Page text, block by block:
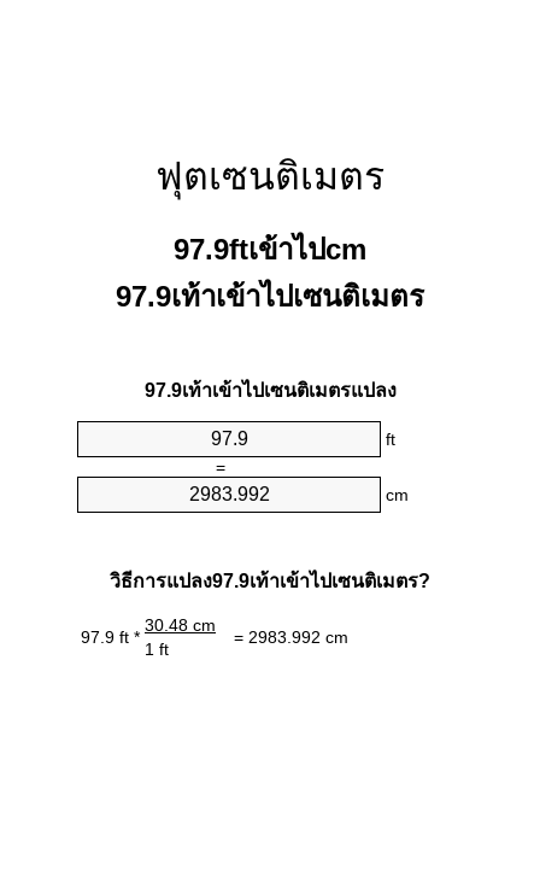
ฟุตเซนติเมตร
97.9ftเข้าไปcm
97.9เท้าเข้าไปเซนติเมตร
97.9เท้าเข้าไปเซนติเมตรแปลง
ft
=
cm
วิธีการแปลง97.9เท้าเข้าไปเซนติเมตร?
97.9 ft *
30.48 cm
= 2983.992 cm
1 ft